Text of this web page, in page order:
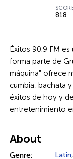
818
Éxitos 90.9 FM
forma parte de
máquina" ofrece
cumbia, bachata
éxitos de hoy y
entretenimiento
About
Genre: Latin,